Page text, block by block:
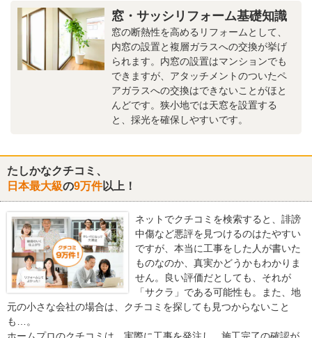
窓・サッシリフォーム基礎知識
窓の断熱性を高めるリフォームとして、
内窓の設置と複層ガラスへの交換が挙げ
られます。内窓の設置はマンションでも
できますが、アタッチメントのついたペ
アガラスへの交換はできないことがほと
んどです。狭小地では天窓を設置する
と、採光を確保しやすいです。
たしかなクチコミ、
日本最大級の9万件以上！
ネットでクチコミを検索すると、誹謗
中傷など悪評を見つけるのはたやすい
ですが、本当に工事をした人が書いた
ものなのか、真実かどうかもわかりま
せん。良い評価だとしても、それが
「サクラ」である可能性も。また、地
元の小さな会社の場合は、クチコミを探しても見つからないこと
も…。